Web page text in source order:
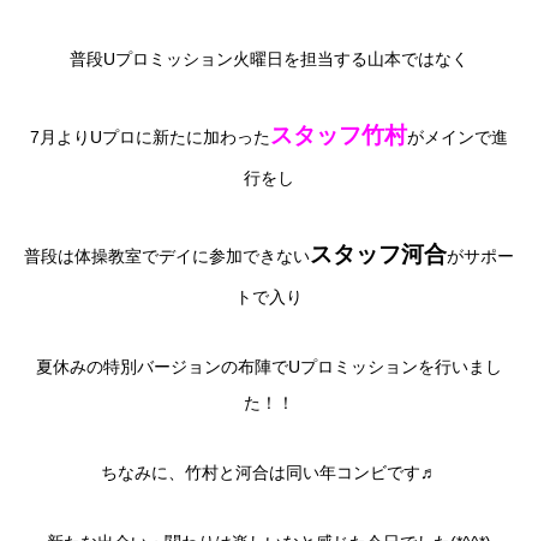
普段Uプロミッション火曜日を担当する山本ではなく
7月よりUプロに新たに加わったスタッフ竹村がメインで進
行をし
普段は体操教室でデイに参加できないスタッフ河合がサポー
トで入り
夏休みの特別バージョンの布陣でUプロミッションを行いまし
た！！
ちなみに、竹村と河合は同い年コンビです♬